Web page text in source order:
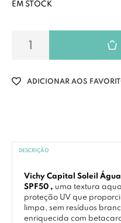
EM STOCK
ADICIONAR AOS
DESCRIÇÃO
Vichy Capital Soleil
SPF50 , uma textura
proteção UV que
limpa, sem resíduos
enriquecida com